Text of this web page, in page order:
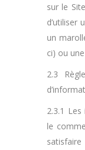
sur le
d’utiliser
un
ci) ou
2.3
2.3.1
le
satisfaire